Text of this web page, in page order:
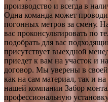
производство и всегда в
Одна команда может
погонных метров за смену.
вас проконсультировать по
подобрать для вас
присутствует выехдной
приедет к вам на участок и
договор. Мы уверены в
как на сам материал, так и
нашей компании Забор
профессиональную